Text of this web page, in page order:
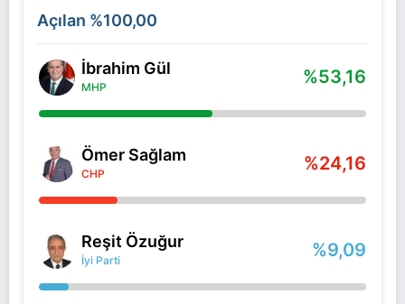
Açılan %100,00
İbrahim Gül
MHP %53,16
Ömer Sağlam
CHP %24,16
Reşit Özuğur
İyi Parti %9,09